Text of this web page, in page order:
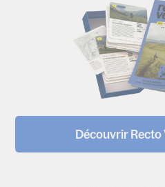
Découvrir Recto